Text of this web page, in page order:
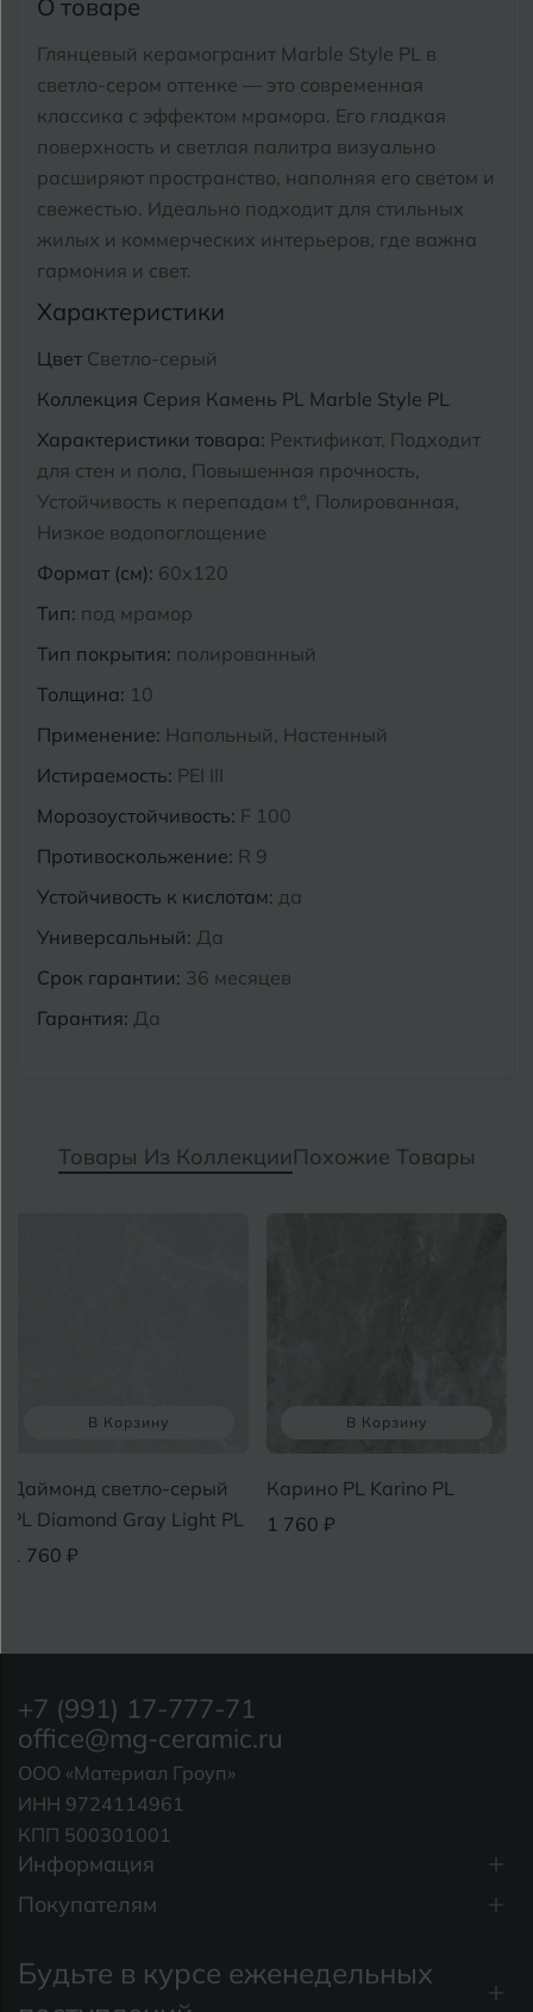
О товаре
Глянцевый керамогранит Marble Style PL в
светло-сером оттенке — это современная
классика с эффектом мрамора. Его гладкая
поверхность и светлая палитра визуально
расширяют пространство, наполняя его светом и
свежестью. Идеально подходит для стильных
жилых и коммерческих интерьеров, где важна
гармония и свет.
Характеристики
Цвет Светло-серый
Коллекция Серия Камень PL Marble Style PL
Характеристики товара: Ректификат, Подходит
для стен и пола, Повышенная прочность,
Устойчивость к перепадам t°, Полированная,
Низкое водопоглощение
Формат (см): 60x120
Тип: под мрамор
Тип покрытия: полированный
Толщина: 10
Применение: Напольный, Настенный
Истираемость: PEI III
Морозоустойчивость: F 100
Противоскольжение: R 9
Устойчивость к кислотам: да
Универсальный: Да
Срок гарантии: 36 месяцев
Гарантия: Да
Товары Из КоллекцииПохожие Товары
В Корзину
Даймонд светло-серый
PL Diamond Gray Light PL
1 760 ₽
В Корзину
Карино PL Karino PL
1 760 ₽
Информация
Покупателям
+7 (991) 17-777-71
office@mg-ceramic.ru
ООО «Материал Гроуп»
ИНН 9724114961
КПП 500301001
Будьте в курсе еженедельных
Ижевск
Казань
Кемерово
Ковров
Кострома
Курган
Курганинск
Магнитогорск
Майкоп
Муром
Тула
У Улан-Удэ
Х Химки
Ч Чебоксары